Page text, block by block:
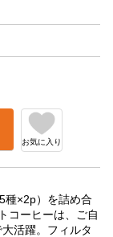
お気に入り
種×2p）を詰め合
コーヒーは、ご自
活躍。フィルタ